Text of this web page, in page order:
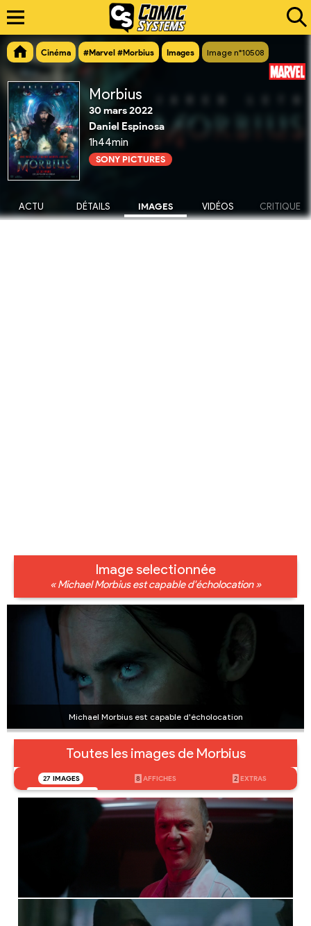
Cinéma #Marvel #Morbius Images Image n°10508
Morbius
30 mars 2022
Daniel Espinosa
1h44min
SONY PICTURES
ACTU DÉTAILS IMAGES VIDÉOS CRITIQUE
Image selectionnée
« Michael Morbius est capable d'écholocation »
Michael Morbius est capable d'écholocation
Toutes les images de Morbius
27 IMAGES 8 AFFICHES 2 EXTRAS